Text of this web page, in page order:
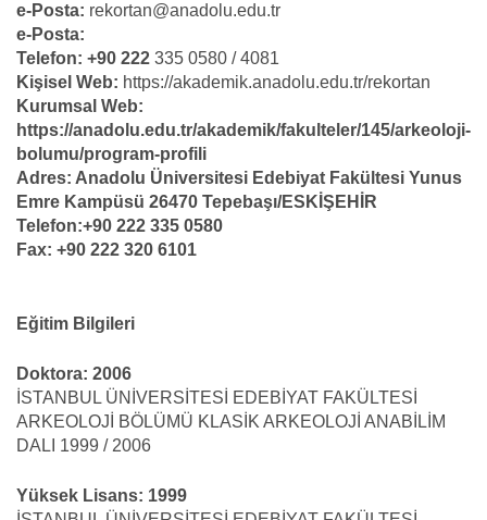
e-Posta: rekortan@anadolu.edu.tr
e-Posta:
Telefon: +90 222 335 0580 / 4081
Kişisel Web: https://akademik.anadolu.edu.tr/rekortan
Kurumsal Web:
https://anadolu.edu.tr/akademik/fakulteler/145/arkeoloji-
bolumu/program-profili
Adres: Anadolu Üniversitesi Edebiyat Fakültesi Yunus
Emre Kampüsü 26470 Tepebaşı/ESKİŞEHİR
Telefon:+90 222 335 0580
Fax: +90 222 320 6101
Eğitim Bilgileri
Doktora: 2006
İSTANBUL ÜNİVERSİTESİ EDEBİYAT FAKÜLTESİ
ARKEOLOJİ BÖLÜMÜ KLASİK ARKEOLOJİ ANABİLİM
DALI 1999 / 2006
Yüksek Lisans: 1999